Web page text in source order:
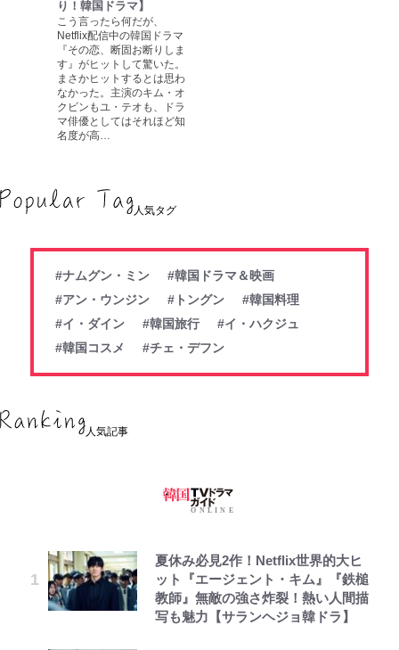
り！韓国ドラマ】
こう言ったら何だが、
Netflix配信中の韓国ドラマ
『その恋、断固お断りしま
す』がヒットして驚いた。
まさかヒットするとは思わ
なかった。主演のキム・オ
クビンもユ・テオも、ドラ
マ俳優としてはそれほど知
名度が高…
人気タグ
#ナムグン・ミン
#韓国ドラマ＆映画
#アン・ウンジン
#トングン
#韓国料理
#イ・ダイン
#韓国旅行
#イ・ハクジュ
#韓国コスメ
#チェ・デフン
人気記事
夏休み必見2作！Netflix世界的大ヒ
ット『エージェント・キム』『鉄槌
教師』無敵の強さ炸裂！熱い人間描
写も魅力【サランヘジョ韓ドラ】